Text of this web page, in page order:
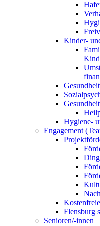
Kinder-
Hygiene-
Engagement
Flensburg
Senioren/-innen